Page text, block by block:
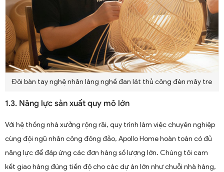
Đôi bàn tay nghệ nhân làng nghề đan lát thủ công đèn mây tre
1.3. Năng lực sản xuất quy mô lớn
Với hệ thống nhà xưởng rộng rãi, quy trình làm việc chuyên nghiệp
cùng đội ngũ nhân công đông đảo, Apollo Home hoàn toàn có đủ
năng lực để đáp ứng các đơn hàng số lượng lớn. Chúng tôi cam
kết giao hàng đúng tiến độ cho các dự án lớn như chuỗi nhà hàng,